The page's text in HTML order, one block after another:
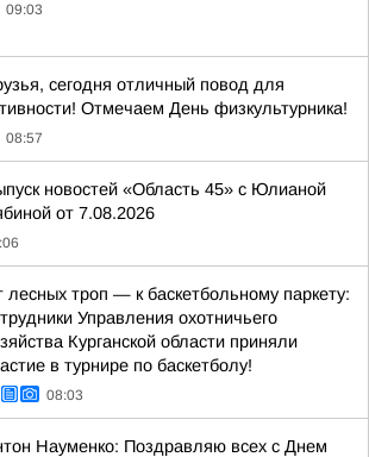
09:03
сегодня отличный повод для
Отмечаем День физкультурника!
08:57
новостей «Область 45» с Юлианой
от 7.08.2026
лесных троп — к баскетбольному паркету:
Управления охотничьего
Курганской области приняли
в турнире по баскетболу!
08:03
Науменко: Поздравляю всех с Днем